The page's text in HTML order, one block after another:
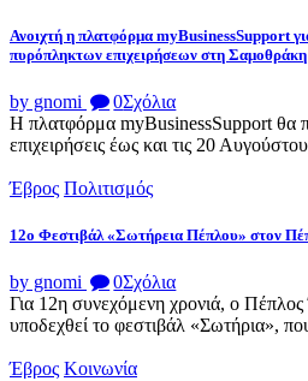
Ανοιχτή η πλατφόρμα myBusinessSupport
πυρόπληκτων επιχειρήσεων στη Σαμοθράκη
by gnomi 0Σχόλια
Η πλατφόρμα myBusinessSupport θα
επιχειρήσεις έως και τις 20
Έβρος Πολιτισμός
12ο Φεστιβάλ «Σωτήρεια Πέπλου» στον
by gnomi 0Σχόλια
Για 12η συνεχόμενη χρονιά, ο Πέπλος
υποδεχθεί το φεστιβάλ «Σωτήρια»,
Έβρος Κοινωνία